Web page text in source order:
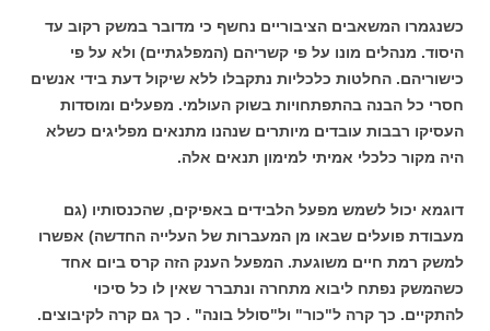
כשנגמרו המשאבים הציבוריים נחשף כי מדובר במשק רקוב עד
היסוד. מנהלים מונו על פי קשריהם (המפלגתיים) ולא על פי
כישוריהם. החלטות כלכליות נתקבלו ללא שיקול דעת בידי אנשים
חסרי כל הבנה בהתפתחויות בשוק העולמי. מפעלים ומוסדות
העסיקו רבבות עובדים מיותרים שנהנו מתנאים מפליגים כשלא
היה מקור כלכלי אמיתי למימון תנאים אלה.
דוגמא יכול לשמש מפעל הלבידים באפיקים, שהכנסותיו (גם
מעבודת פועלים שבאו מן המעברות של העלייה החדשה) אפשרו
למשק רמת חיים משוגעת. המפעל הענק הזה קרס ביום אחד
כשהמשק נפתח ליבוא מתחרה ונתברר שאין לו כל סיכוי
להתקיים. כך קרה ל"כור" ול"סולל בונה" . כך גם קרה לקיבוצים.